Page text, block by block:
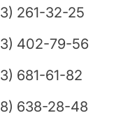
261-32-25
402-79-56
681-61-82
638-28-48